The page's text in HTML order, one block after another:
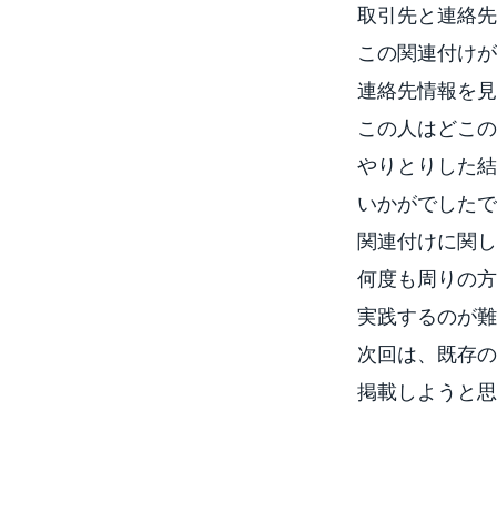
取引先と連絡
この関連付け
連絡先情報を
この人はどこ
やりとりした
いかがでした
関連付けに関
何度も周りの
実践するのが
次回は、既存
掲載しようと